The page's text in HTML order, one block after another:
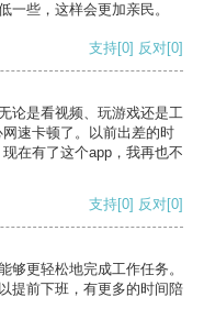
一些，这样会更加亲民。
支持[0] 反对[0]
论是看视频、玩游戏还是工
速卡顿了。以前出差的时
在有了这个app，我再也不
支持[0] 反对[0]
够更轻松地完成工作任务。
提前下班，有更多的时间陪